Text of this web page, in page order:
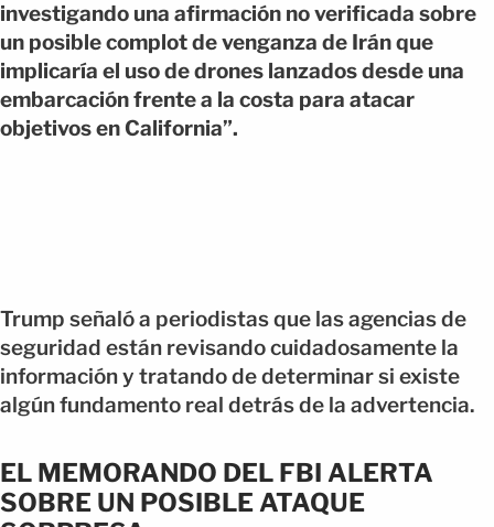
investigando una afirmación no verificada sobre
un posible complot de venganza de Irán que
implicaría el uso de drones lanzados desde una
embarcación frente a la costa para atacar
objetivos en California”.
Trump señaló a periodistas que las agencias de
seguridad están revisando cuidadosamente la
información y tratando de determinar si existe
algún fundamento real detrás de la advertencia.
EL MEMORANDO DEL FBI ALERTA
SOBRE UN POSIBLE ATAQUE